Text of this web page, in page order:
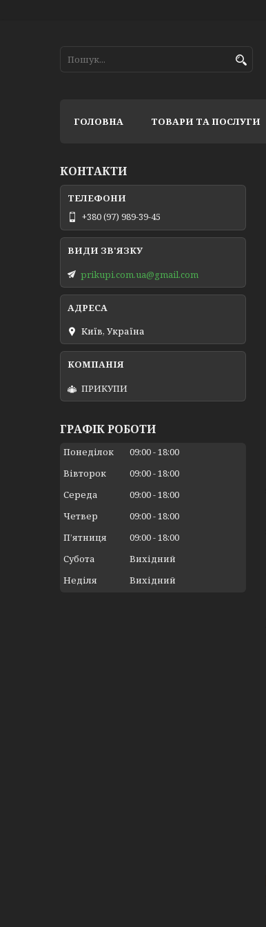
ГОЛОВНА ТОВАРИ ТА ПОСЛУГИ
КОНТАКТИ
+380 (97) 989-39-45
prikupi.com.ua@gmail.com
Київ, Україна
ПРИКУПИ
ГРАФІК РОБОТИ
Понеділок 09:00 18:00
Вівторок
09:00 18:00
Середа
09:00 18:00
Четвер
09:00 18:00
Пʼятниця
09:00 18:00
Субота
Вихідний
Неділя
Вихідний